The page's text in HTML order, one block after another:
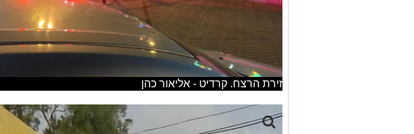
זירת הרצח. קרדיט - אליאור כהן